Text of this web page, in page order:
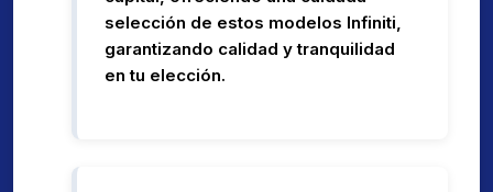
selección de estos modelos Infiniti,
garantizando calidad y tranquilidad
en tu elección.